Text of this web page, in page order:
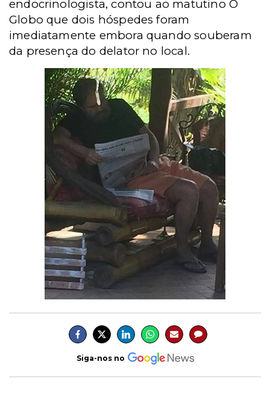
endocrinologista, contou ao matutino O
Globo que dois hóspedes foram
imediatamente embora quando souberam
da presença do delator no local.
Siga-nos no